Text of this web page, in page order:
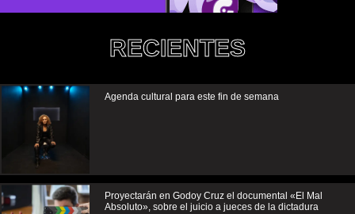
RECIENTES
Agenda cultural para este fin de semana
Proyectarán en Godoy Cruz el documental «El Mal
Absoluto», sobre el juicio a jueces de la dictadura